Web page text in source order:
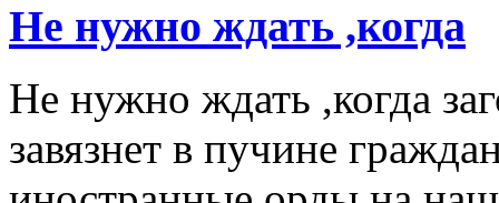
Не нужно ждать ,когда
Не нужно ждать ,когда
завязнет в пучине